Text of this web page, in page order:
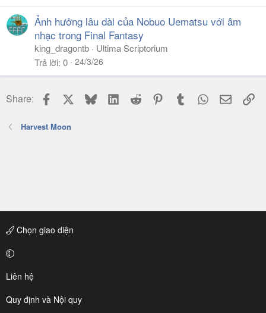
Ảnh hưởng lâu dài của Nobuo Uematsu với âm
nhạc trong Final Fantasy
king_dragontb
Ultima Scriptorium
Trả lời 0 24/3/26
Share: Facebook BlueskyLinkedIn
Reddit PinterestTumblr WhatsApp
Email
Harvest Moon
Chọn giao diện
Liên hệ
Quy định và Nội quy